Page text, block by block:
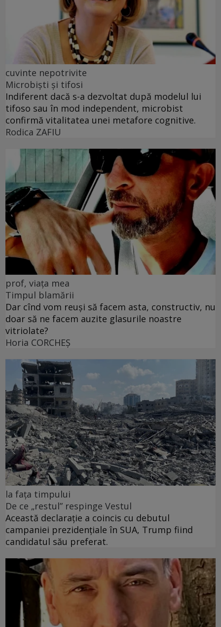
cuvinte nepotrivite
Microbiști și tifosi
Indiferent dacă s-a dezvoltat după modelul lui
tifoso sau în mod independent, microbist
confirmă vitalitatea unei metafore cognitive.
Rodica ZAFIU
prof, viața mea
Timpul blamării
Dar cînd vom reuși să facem asta, constructiv, nu
doar să ne facem auzite glasurile noastre
vitriolate?
Horia CORCHEŞ
la fața timpului
De ce „restul” respinge Vestul
Această declarație a coincis cu debutul
campaniei prezidențiale în SUA, Trump fiind
candidatul său preferat.